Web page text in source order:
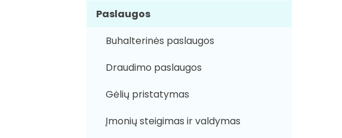
Paslaugos
Buhalterinės paslaugos
Draudimo paslaugos
Gėlių pristatymas
Įmonių steigimas ir valdymas